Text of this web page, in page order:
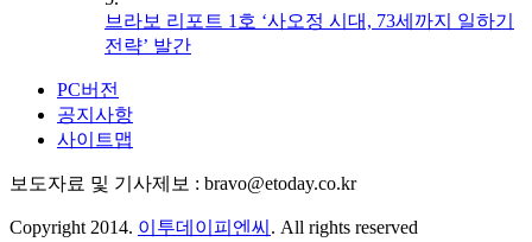
브라보 리포트 1호 ‘사오정 시대, 73세까지 일하기
전략’ 발간
PC버전
공지사항
사이트맵
보도자료 및 기사제보 : bravo@etoday.co.kr
Copyright 2014. 이투데이피엔씨 . All rights reserved